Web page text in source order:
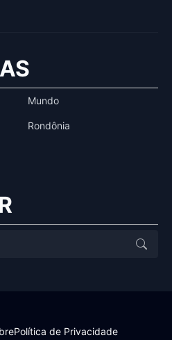
Mundo
Rondônia
Política de Privacidade